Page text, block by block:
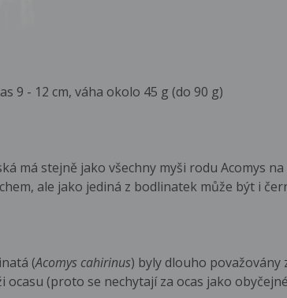
9 - 12 cm, váha okolo 45 g (do 90 g)
má stejně jako všechny myši rodu Acomys
ale jako jediná z bodlinatek může být i
(Acomys cahirinus) byly dlouho považovány
(proto se nechytají za ocas jako